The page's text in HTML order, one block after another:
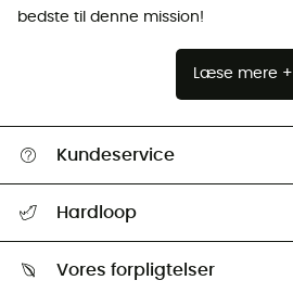
bedste til denne mission!
Læse mere +
Kundeservice
Returnering & Tilbagebetaling
Hardloop
Vores forpligtelser